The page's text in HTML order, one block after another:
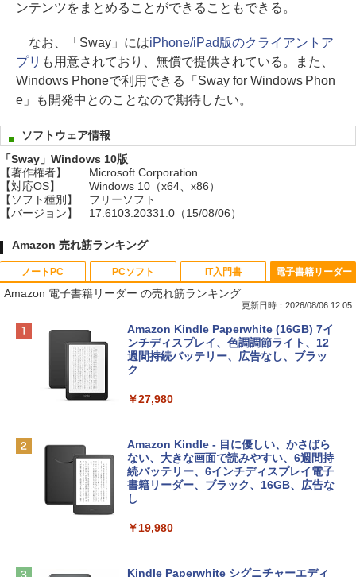
ンテンツをまとめることができることもできる。
なお、「Sway」にはiPhone/iPad版のクライアントア
プリ も用意されており、無償で提供されている。また、
Windows Phoneで利用できる「Sway for Windows Phon
e」も開発中とのことなので期待したい。
ソフトウェア情報
「Sway」Windows 10版
【著作権者】
Microsoft Corporation
【対応OS】
Windows 10（x64、x86）
【ソフト種別】
フリーソフト
【バージョン】
17.6103.20331.0（15/08/06）
Amazon 売れ筋ランキング
ノートPC
Apple 2026 MacBook Neo A18 Proチッ
プ搭載13インチノートブック：AIとAppl
e Intelligenceのために設計、Liquid Ret
inaディスプレイ、8GBユニファイドメモ
eTime HDカメラ、Touch ID - インディ
￥137,800
tomtoc 360°保護 15.6 16インチ パソコ
ンケース Dell NEC Lavie ASUS HP dyna
PCソフト
Xbox プリペイドカード 10,000円 デジタ
ルコード 【旧 Xbox ギフトカード】 [オ
ンラインコード]
定バーチャルアイテムを含む】 【オンラ
インゲームコード】 ロブロックス | オン
ラインコード版
￥1,300
ows11、10/mac対応|PC2台
IT入門書
生成AIパスポート公式テキスト 第４版
￥1,766
出す プロンプトの言葉 AI画像生成シリー
ズ (はぴーイラストLabo)
￥99
ClaudeCode いちばんやさしい 教科書:
にもKindle出版にも！ 非エンジニアのた
電子書籍リーダー
Amazon 電子書籍リーダー の売れ筋ランキング
更新日時：2026/08/06 12:05
Amazon Kindle Paperwhite (16GB) 7イ
ンチディスプレイ、色調調節ライト、12
週間持続バッテリー、広告なし、ブラッ
ク
￥27,980
Amazon Kindle - 目に優しい、かさばら
ない、大きな画面で読みやすい、6週間持
続バッテリー、6インチディスプレイ電子
書籍リーダー、ブラック、16GB、広告な
し
￥19,980
Kindle Paperwhite シグニチャーエディ